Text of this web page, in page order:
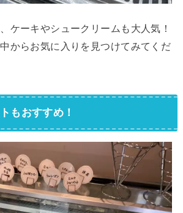
ケーキやシュークリームも大人気！
からお気に入りを見つけてみてくだ
もおすすめ！